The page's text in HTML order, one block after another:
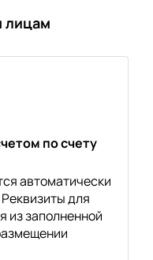
лицам
по счету
автоматически
для
из заполненной